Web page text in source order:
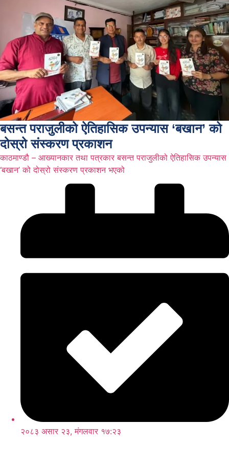
बसन्त पराजुलीको ऐतिहासिक उपन्यास ‘बखान’ को
दोस्रो संस्करण प्रकाशन
काठमाण्डौ – आख्यानकार तथा पत्रकार बसन्त पराजुलीको ऐतिहासिक उपन्यास
‘बखान’ को दोस्रो संस्करण प्रकाशन भएको
२०८३ असार २३, मंगलवार १७:२३